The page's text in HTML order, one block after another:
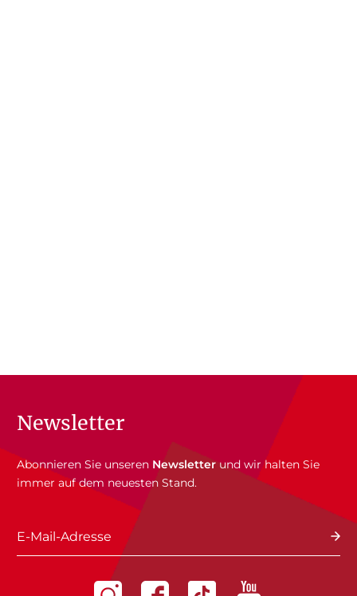
Newsletter
Abonnieren Sie unseren Newsletterund wir halten Sie
immer auf dem neuesten Stand.
E-Mail-Adresse